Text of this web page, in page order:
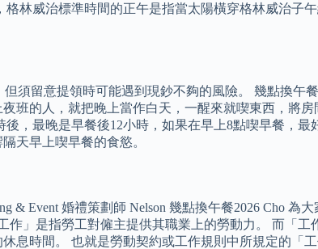
林威治標準時間的正午是指當太陽橫穿格林威治子
須留意提領時可能遇到現鈔不夠的風險。 幾點換午
班的人，就把晚上當作白天，一醒來就喫東西，將
，最晚是早餐後12小時，如果在早上8點喫早餐，最
天早上喫早餐的食慾。
Event 婚禮策劃師 Nelson 幾點換午餐2026 Cho 為
」是指勞工對僱主提供其職業上的勞動力。 而「工
時間。 也就是勞動契約或工作規則中所規定的「工